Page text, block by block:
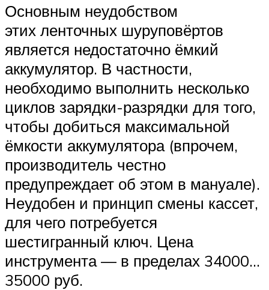
Основным неудобством
этих ленточных шуруповёртов
является недостаточно ёмкий
аккумулятор. В частности,
необходимо выполнить несколько
циклов зарядки-разрядки для того,
чтобы добиться максимальной
ёмкости аккумулятора (впрочем,
производитель честно
предупреждает об этом в мануале).
Неудобен и принцип смены кассет,
для чего потребуется
шестигранный ключ. Цена
инструмента — в пределах 34000…
35000 руб.